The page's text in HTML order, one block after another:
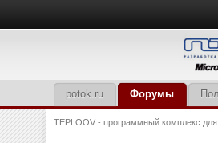
potok.ru Форумы
TEPLOOV - программный комплекс